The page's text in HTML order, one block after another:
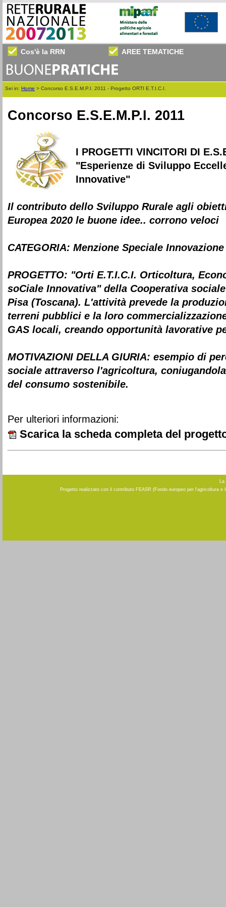
Cos'è la RRN AREE TEMATICHE
Sei in: Home > Concorso E.S.E.M.P.I. 2011 - Progetto ORTI E.T.I.C.I.
Concorso E.S.E.M.P.I. 2011
I PROGETTI VINCITORI DI
"Esperienze di Sviluppo
Innovative"
Il contributo dello Sviluppo Rurale agli
Europea 2020 le buone idee.. corrono veloci
CATEGORIA: Menzione Speciale
PROGETTO: "Orti E.T.I.C.I. Orticoltura,
soCiale Innovativa"della Cooperativa
Pisa (Toscana). L'attività prevede la
terreni pubblici e la loro
GAS locali, creando opportunità lavorative
MOTIVAZIONI DELLA GIURIA: esempio di
sociale attraverso l'agricoltura,
del consumo sostenibile.
Per ulteriori informazioni:
Scarica la scheda completa del
La
Progetto realizzato con il contributo FEASR (Fondo europeo per l'agricoltura